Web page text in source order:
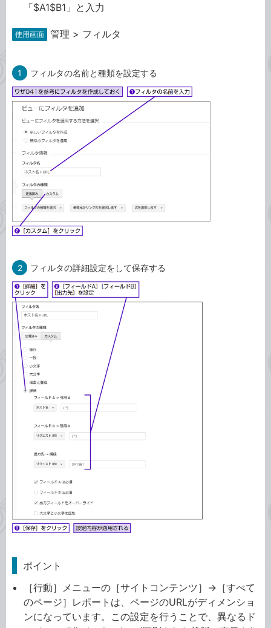
「$A1$B1」と入力
使用画面 管理 > フィルタ
1 フィルタの名前と種類を設定する
2 フィルタの詳細設定をして保存する
ポイント
［行動］メニューの［サイトコンテンツ］→［すべて
のページ］レポートは、ページのURLがディメンショ
ンになっています。この設定を行うことで、異なるド